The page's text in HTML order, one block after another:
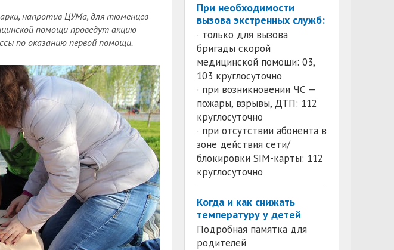
напротив ЦУМа, для тюменцев
помощи проведут акцию
по оказанию первой помощи.
При необходимости
вызова экстренных служб:
· только для вызова
бригады скорой
медицинской помощи: 03,
103 круглосуточно
· при возникновении ЧС —
пожары, взрывы, ДТП: 112
круглосуточно
· при отсутствии абонента в
зоне действия сети/
блокировки SIM-карты: 112
круглосуточно
Когда и как снижать
температуру у детей
Подробная памятка для
родителей